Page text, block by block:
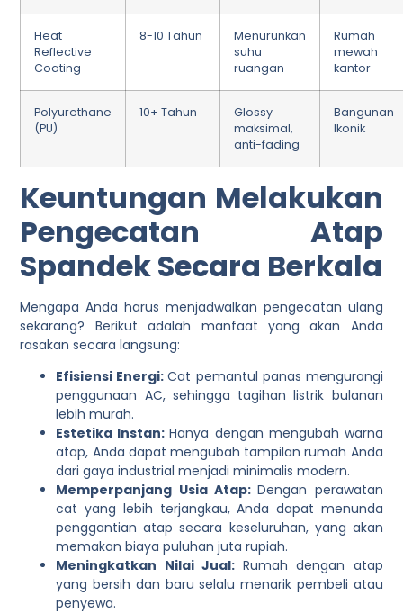
Heat
Reflective
Coating
8-10 Tahun
Menurunkan
suhu
ruangan
Rumah
mewah
kantor
Polyurethane
(PU)
10+ Tahun
Glossy
maksimal,
anti-fading
Bangunan
Ikonik
Keuntungan Melakukan
Pengecatan Atap
Spandek Secara Berkala
Mengapa Anda harus menjadwalkan pengecatan ulang
sekarang? Berikut adalah manfaat yang akan Anda
rasakan secara langsung:
Efisiensi Energi:Cat pemantul panas mengurangi
penggunaan AC, sehingga tagihan listrik bulanan
lebih murah.
Estetika Instan:Hanya dengan mengubah warna
atap, Anda dapat mengubah tampilan rumah Anda
dari gaya industrial menjadi minimalis modern.
Memperpanjang Usia Atap:Dengan perawatan
cat yang lebih terjangkau, Anda dapat menunda
penggantian atap secara keseluruhan, yang akan
memakan biaya puluhan juta rupiah.
Meningkatkan Nilai Jual: Rumah dengan atap
yang bersih dan baru selalu menarik pembeli atau
penyewa.